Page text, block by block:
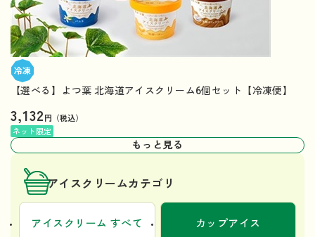
【選べる】よつ葉 北海道アイスクリーム6個セット【冷凍便】
3,132円（税込）
ネット限定
もっと見る
アイスクリームカテゴリ
アイスクリーム すべて カップアイス